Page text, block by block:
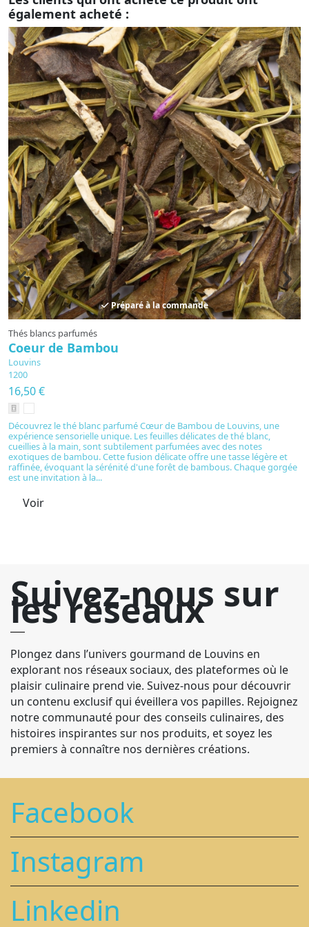
également acheté :
Préparé à la commande
Thés blancs parfumés
Coeur de Bambou
Louvins
1200
16,50 €
Découvrez le thé blanc parfumé Cœur de Bambou de Louvins, une
expérience sensorielle unique. Les feuilles délicates de thé blanc,
cueillies à la main, sont subtilement parfumées avec des notes
exotiques de bambou. Cette fusion délicate offre une tasse légère et
raffinée, évoquant la sérénité d'une forêt de bambous. Chaque gorgée
est une invitation à la...
Voir
Suivez-nous sur
les réseaux
Plongez dans l’univers gourmand de Louvins en
explorant nos réseaux sociaux, des plateformes où le
plaisir culinaire prend vie. Suivez-nous pour découvrir
un contenu exclusif qui éveillera vos papilles. Rejoignez
notre communauté pour des conseils culinaires, des
histoires inspirantes sur nos produits, et soyez les
premiers à connaître nos dernières créations.
Facebook
Instagram
Linkedin